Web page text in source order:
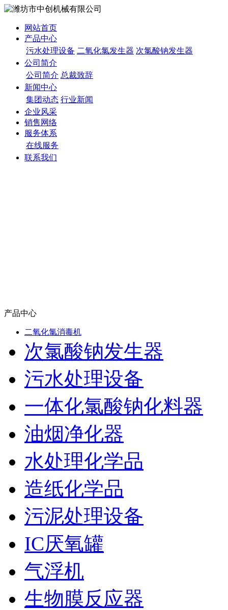
网站首页
产品中心
污水处理设备 二氧化氯发生器 次氯酸钠发生器
公司简介
公司简介 总裁致辞
新闻中心
集团动态 行业新闻
企业风采
销售网络
服务体系
在线服务
联系我们
产品中心
二氧化氯消毒机
次氯酸钠发生器
污水处理设备
一体化氯酸钠化料器
油烟净化器
水处理化学品
造纸化学品
污泥处理设备
IC厌氧罐
气浮机
生物膜反应器